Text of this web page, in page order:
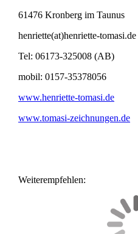
61476 Kronberg im Taunus
henriette(at)henriette-tomasi.de
Tel: 06173-325008 (AB)
mobil: 0157-35378056
www.henriette-tomasi.de
www.tomasi-zeichnungen.de
Weiterempfehlen: